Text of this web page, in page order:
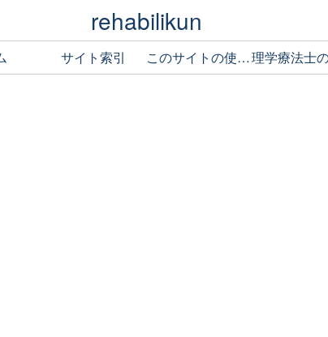
rehabilikun
サイト索引 このサイトの使い方